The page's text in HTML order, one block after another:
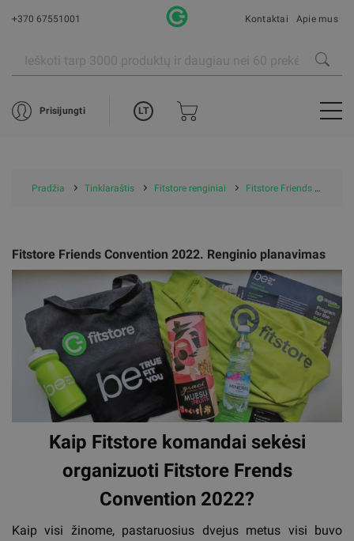
+370 67551001 Kontaktai Apie mus
Prisijungti LT
Pradžia Tinklaraštis Fitstore renginiai Fitstore Friends Convention 2022. Renginio planavimas
Fitstore Friends Convention 2022. Renginio planavimas
Kaip Fitstore komandai sekėsi
organizuoti Fitstore Frends
Convention 2022?
Kaip visi žinome, pastaruosius dvejus metus visi buvo